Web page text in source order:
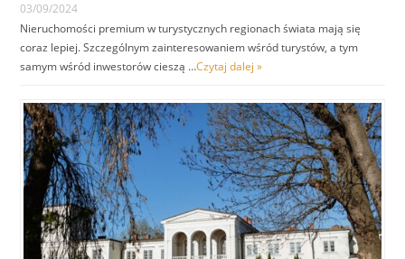
03/09/2024
Nieruchomości premium w turystycznych regionach świata mają się
coraz lepiej. Szczególnym zainteresowaniem wśród turystów, a tym
samym wśród inwestorów cieszą …Czytaj dalej »